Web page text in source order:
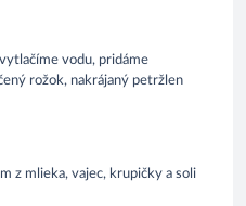
vodu, pridáme
rožok, nakrájaný petržlen
z mlieka, vajec, krupičky a soli